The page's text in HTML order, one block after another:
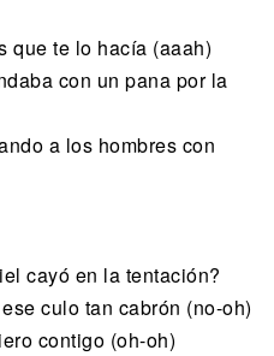
que te lo hacía (aaah)
con un pana por la
a los hombres con
cayó en la tentación?
culo tan cabrón (no-oh)
contigo (oh-oh)